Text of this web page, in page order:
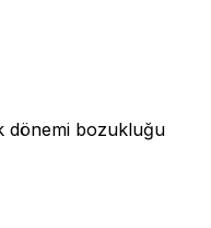
dönemi bozukluğu